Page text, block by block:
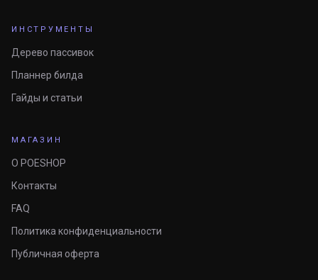
ИНСТРУМЕНТЫ
Дерево пассивок
Планнер билда
Гайды и статьи
МАГАЗИН
О POESHOP
Контакты
FAQ
Политика конфиденциальности
Публичная оферта